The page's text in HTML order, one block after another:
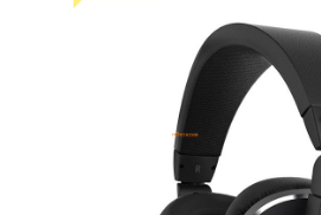
Надіслати